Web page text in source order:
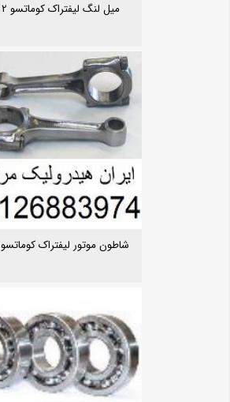
میل لنگ لیفتراک کوماتسو 2 تن
شاطون موتور لیفتراک کوماتسو 2 تن